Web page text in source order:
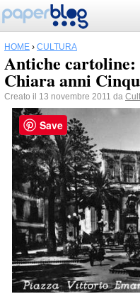
HOME › CULTURA
Antiche cartoline:
Chiara anni
Creato il 13 novembre 2011 da
Save